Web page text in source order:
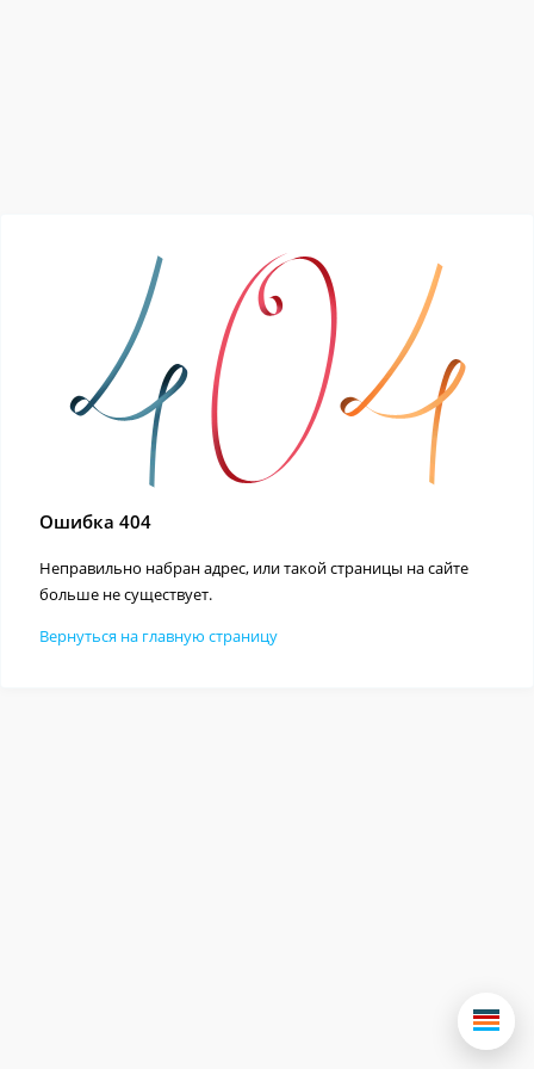
Ошибка 404
Неправильно набран адрес, или такой страницы на сайте
больше не существует.
Вернуться на главную страницу